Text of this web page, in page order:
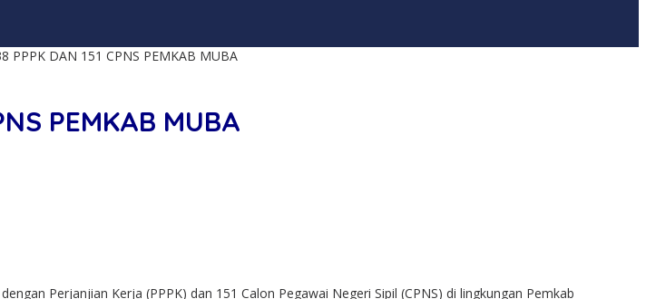
PPPK DAN 151 CPNS PEMKAB MUBA
PEMKAB MUBA